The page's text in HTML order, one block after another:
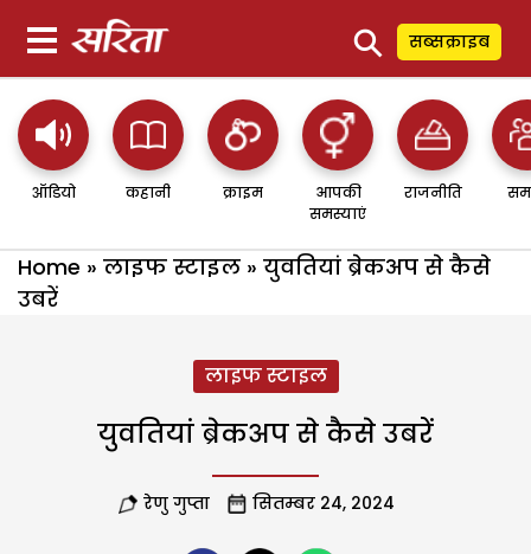
⚲ सब्सक्राइब
ऑडियो कहानी क्राइम
आपकी
समस्याएं
राजनीति
Home » लाइफ स्टाइल » युवतियां ब्रेकअप से कैसे
उबरें
लाइफ स्टाइल
युवतियां ब्रेकअप से कैसे उबरें
रेणु गुप्ता सितम्बर 24, 2024